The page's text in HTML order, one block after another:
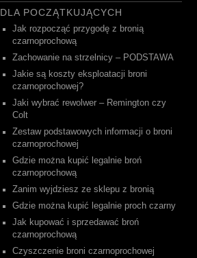
DLA POCZĄTKUJĄCYCH
Jak rozpocząć przygodę z bronią
czarnoprochową
Zachowanie na strzelnicy – PODSTAWA
Jakie są koszty eksploatacji broni
czarnoprochowej?
Jaki wybrać rewolwer – Remington czy
Colt
Zestaw podstawowych informacji o broni
czarnoprochowej
Gdzie można kupić legalnie broń
czarnoprochową
Zanim wyjdziesz ze sklepu z bronią
Gdzie można kupić legalnie proch czarny
Jak kupować i sprzedawać broń
czarnoprochową
Czyszczenie broni czarnoprochowej